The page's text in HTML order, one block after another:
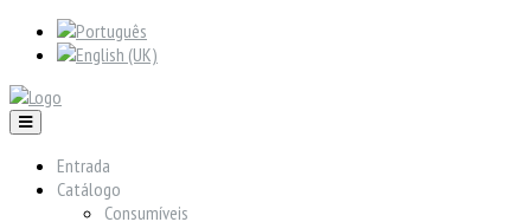
Entrada
Catálogo
Consumíveis